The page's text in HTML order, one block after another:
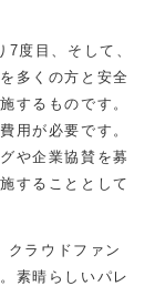
度目、そして、
多くの方と安全
するものです。
用が必要です。
や企業協賛を募
することとして
ラウドファン
素晴らしいパレ